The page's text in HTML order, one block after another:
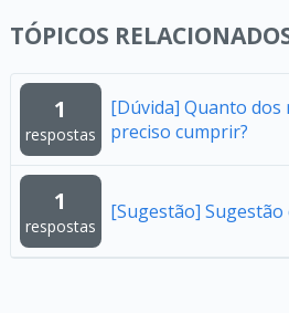
TÓPICOS
1
respostas
[Dúvida] Quanto dos
preciso cumprir?
1
respostas
[Sugestão] Sugestão